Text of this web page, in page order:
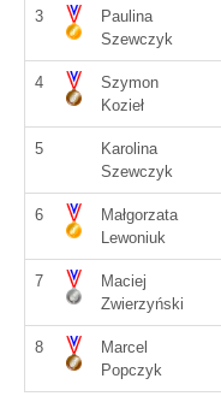
3
Paulina
Szewczyk
4
Szymon
Kozieł
5
Karolina
Szewczyk
6
Małgorzata
Lewoniuk
7
Maciej
Zwierzyński
8
Marcel
Popczyk